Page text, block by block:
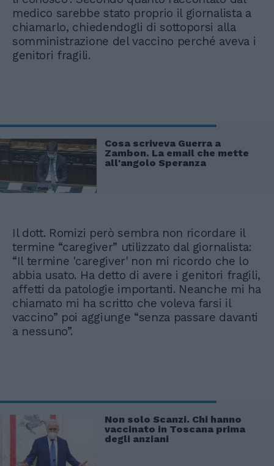
medico sarebbe stato proprio il giornalista a
chiamarlo, chiedendogli di sottoporsi alla
somministrazione del vaccino perché aveva i
genitori fragili.
Cosa scriveva Guerra a
Zambon. La email che mette
all'angolo Speranza
Il dott. Romizi però sembra non ricordare il
termine “caregiver” utilizzato dal giornalista:
“Il termine 'caregiver' non mi ricordo che lo
abbia usato. Ha detto di avere i genitori fragili,
affetti da patologie importanti. Neanche mi ha
chiamato mi ha scritto che voleva farsi il
vaccino” poi aggiunge “senza passare davanti
a nessuno”.
Non solo Scanzi. Chi hanno
vaccinato in Toscana prima
degli anziani